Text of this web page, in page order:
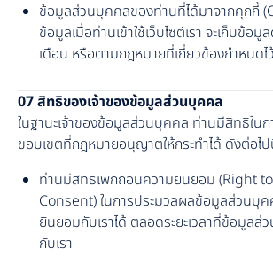
ข้อมูลส่วนบุคคลของท่านที่ได้มาจากคุกกี้
ข้อมูลเมื่อท่านเข้าใช้เว็บไซต์เรา จะเก็บข้อมู
เดือน หรือตามกฎหมายที่เกี่ยวข้องกำหนดไว้
07 สิทธิของเจ้าของข้อมูลส่วนบุคคล
ในฐานะเจ้าของข้อมูลส่วนบุคคล ท่านมีสิทธิใน
ขอบเขตที่กฎหมายอนุญาตให้กระทำได้ ดังต่อไ
ท่านมีสิทธิเพิกถอนความยินยอม (Right
Consent) ในการประมวลผลข้อมูลส่วนบุค
ยินยอมกับเราได้ ตลอดระยะเวลาที่ข้อมูล
กับเรา